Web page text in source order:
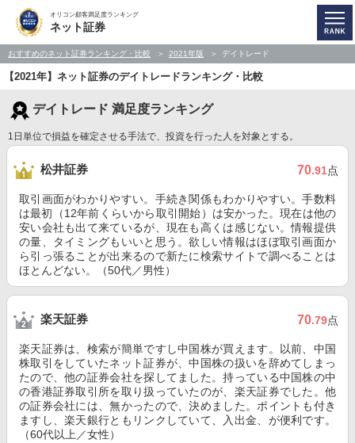
オリコン顧客満足度ランキング
ネット証券
おすすめのネット証券ランキング・比較 2021年版 デイトレード
【2021年】ネット証券のデイトレードランキング・比較
デイトレード 満足度ランキング
1日単位で損益を確定させる手法で、投資を行った人を対象とする。
松井証券 70.91点
取引画面がわかりやすい。手続き関係もわかりやすい。手数料
は最初（12年前くらいから取引開始）は安かった。現在は他の
安い会社も出て来ているが、現在も高くは感じない。情報提供
の量、タイミングもいいと思う。欲しい情報はほぼ取引画面か
ら引っ張ることが出来るので新たに検索サイトで調べることは
ほとんどない。（50代／男性）
楽天証券 70.79点
楽天証券は、検索が簡単ですし中国株が買えます。以前、中国
株取引をしていたネット証券が、中国株の扱いを辞めてしまっ
たので、他の証券会社を探してました。持っている中国株の中
の香港証券取引所を取り扱っていたのが、楽天証券でした。他
の証券会社には、無かったので、決めました。ポイントも付き
ますし、楽天銀行ともリンクしていて、入出金、が便利です。
（60代以上／女性）